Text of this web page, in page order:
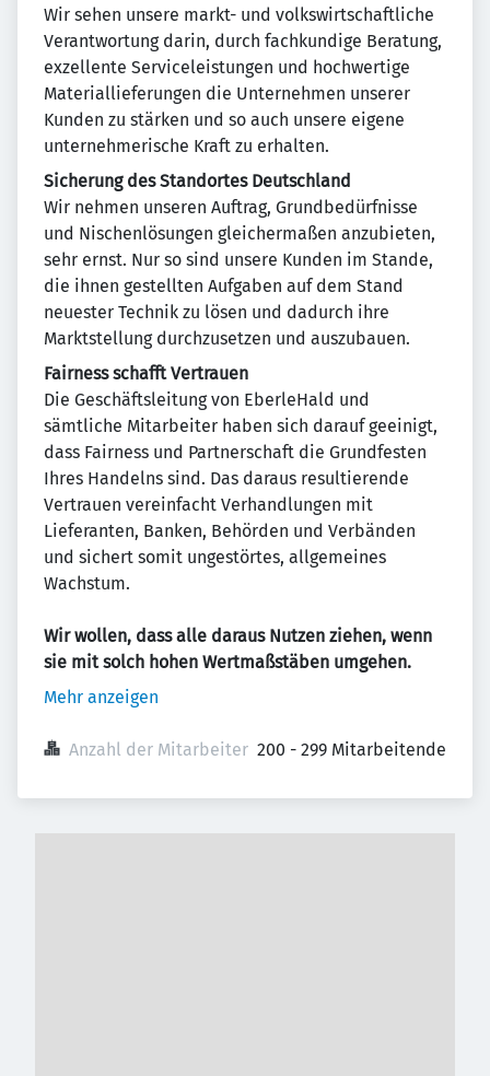
Wir sehen unsere markt- und volkswirtschaftliche
Verantwortung darin, durch fachkundige Beratung,
exzellente Serviceleistungen und hochwertige
Materiallieferungen die Unternehmen unserer
Kunden zu stärken und so auch unsere eigene
unternehmerische Kraft zu erhalten.
Sicherung des Standortes Deutschland
Wir nehmen unseren Auftrag, Grundbedürfnisse
und Nischenlösungen gleichermaßen anzubieten,
sehr ernst. Nur so sind unsere Kunden im Stande,
die ihnen gestellten Aufgaben auf dem Stand
neuester Technik zu lösen und dadurch ihre
Marktstellung durchzusetzen und auszubauen.
Fairness schafft Vertrauen
Die Geschäftsleitung von EberleHald und
sämtliche Mitarbeiter haben sich darauf geeinigt,
dass Fairness und Partnerschaft die Grundfesten
Ihres Handelns sind. Das daraus resultierende
Vertrauen vereinfacht Verhandlungen mit
Lieferanten, Banken, Behörden und Verbänden
und sichert somit ungestörtes, allgemeines
Wachstum.
Wir wollen, dass alle daraus Nutzen ziehen, wenn
sie mit solch hohen Wertmaßstäben umgehen.
Mehr anzeigen
Anzahl der Mitarbeiter 200 - 299 Mitarbeitende